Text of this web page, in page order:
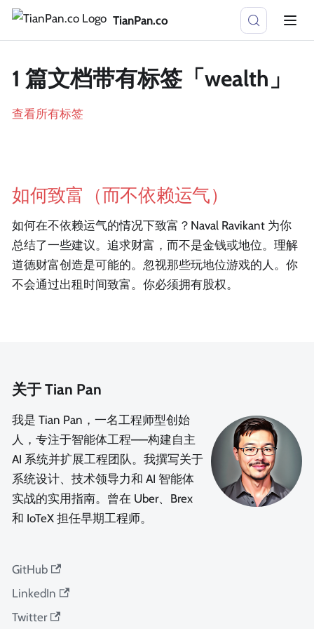
TianPan.co
1 篇文档带有标签「wealth」
查看所有标签
如何致富（而不依赖运气）
如何在不依赖运气的情况下致富？Naval Ravikant 为你
总结了一些建议。追求财富，而不是金钱或地位。理解
道德财富创造是可能的。忽视那些玩地位游戏的人。你
不会通过出租时间致富。你必须拥有股权。
关于 Tian Pan
我是 Tian Pan，一名工程师型创始
人，专注于智能体工程——构建自主
AI 系统并扩展工程团队。我撰写关于
系统设计、技术领导力和 AI 智能体
实战的实用指南。曾在 Uber、Brex
和 IoTeX 担任早期工程师。
GitHub
LinkedIn
Twitter